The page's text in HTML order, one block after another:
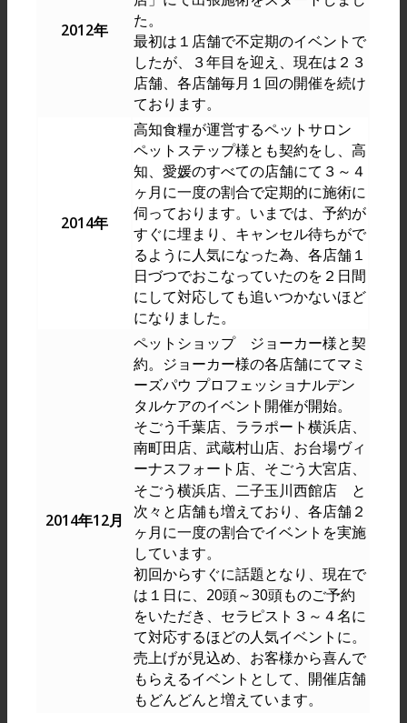
2012年
た。
最初は１店舗で不定期のイベントで
したが、３年目を迎え、現在は２３
店舗、各店舗毎月１回の開催を続け
ております。
2014年
高知食糧が運営するペットサロン
ペットステップ様とも契約をし、高
知、愛媛のすべての店舗にて３～４
ヶ月に一度の割合で定期的に施術に
伺っております。いまでは、予約が
すぐに埋まり、キャンセル待ちがで
るように人気になった為、各店舗１
日づつでおこなっていたのを２日間
にして対応しても追いつかないほど
になりました。
2014年12月
ペットショップ ジョーカー様と契
約。ジョーカー様の各店舗にてマミ
ーズパウ プロフェッショナルデン
タルケアのイベント開催が開始。
そごう千葉店、ララポート横浜店、
南町田店、武蔵村山店、お台場ヴィ
ーナスフォート店、そごう大宮店、
そごう横浜店、二子玉川西館店 と
次々と店舗も増えており、各店舗２
ヶ月に一度の割合でイベントを実施
しています。
初回からすぐに話題となり、現在で
は１日に、20頭～30頭ものご予約
をいただき、セラピスト３～４名に
て対応するほどの人気イベントに。
売上げが見込め、お客様から喜んで
もらえるイベントとして、開催店舗
もどんどんと増えています。